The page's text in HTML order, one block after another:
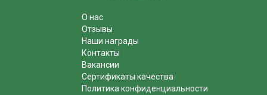
О нас
Отзывы
Наши награды
Контакты
Вакансии
Сертификаты качества
Политика конфиденциальности